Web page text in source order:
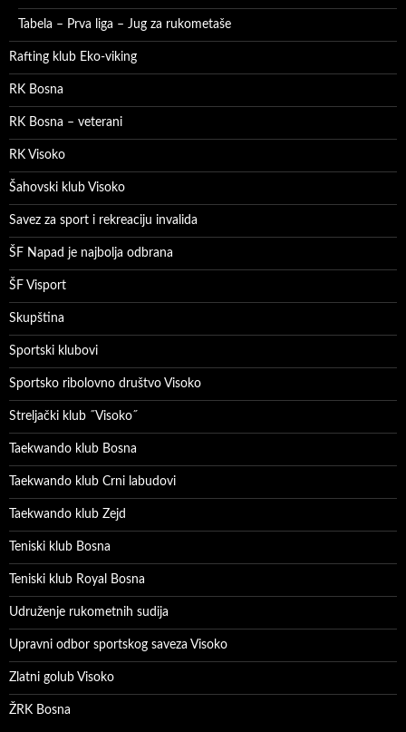
Tabela – Prva liga – Jug za rukometaše
Rafting klub Eko-viking
RK Bosna
RK Bosna – veterani
RK Visoko
Šahovski klub Visoko
Savez za sport i rekreaciju invalida
ŠF Napad je najbolja odbrana
ŠF Visport
Skupština
Sportski klubovi
Sportsko ribolovno društvo Visoko
Streljački klub ˝Visoko˝
Taekwando klub Bosna
Taekwando klub Crni labudovi
Taekwando klub Zejd
Teniski klub Bosna
Teniski klub Royal Bosna
Udruženje rukometnih sudija
Upravni odbor sportskog saveza Visoko
Zlatni golub Visoko
ŽRK Bosna